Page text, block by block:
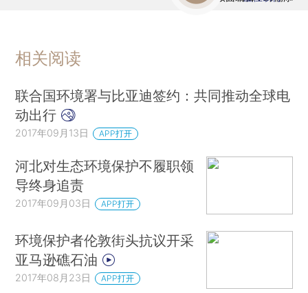
相关阅读
联合国环境署与比亚迪签约：共同推动全球电
动出行
2017年09月13日 APP打开
河北对生态环境保护不履职领
导终身追责
2017年09月03日 APP打开
环境保护者伦敦街头抗议开采
亚马逊礁石油
2017年08月23日 APP打开